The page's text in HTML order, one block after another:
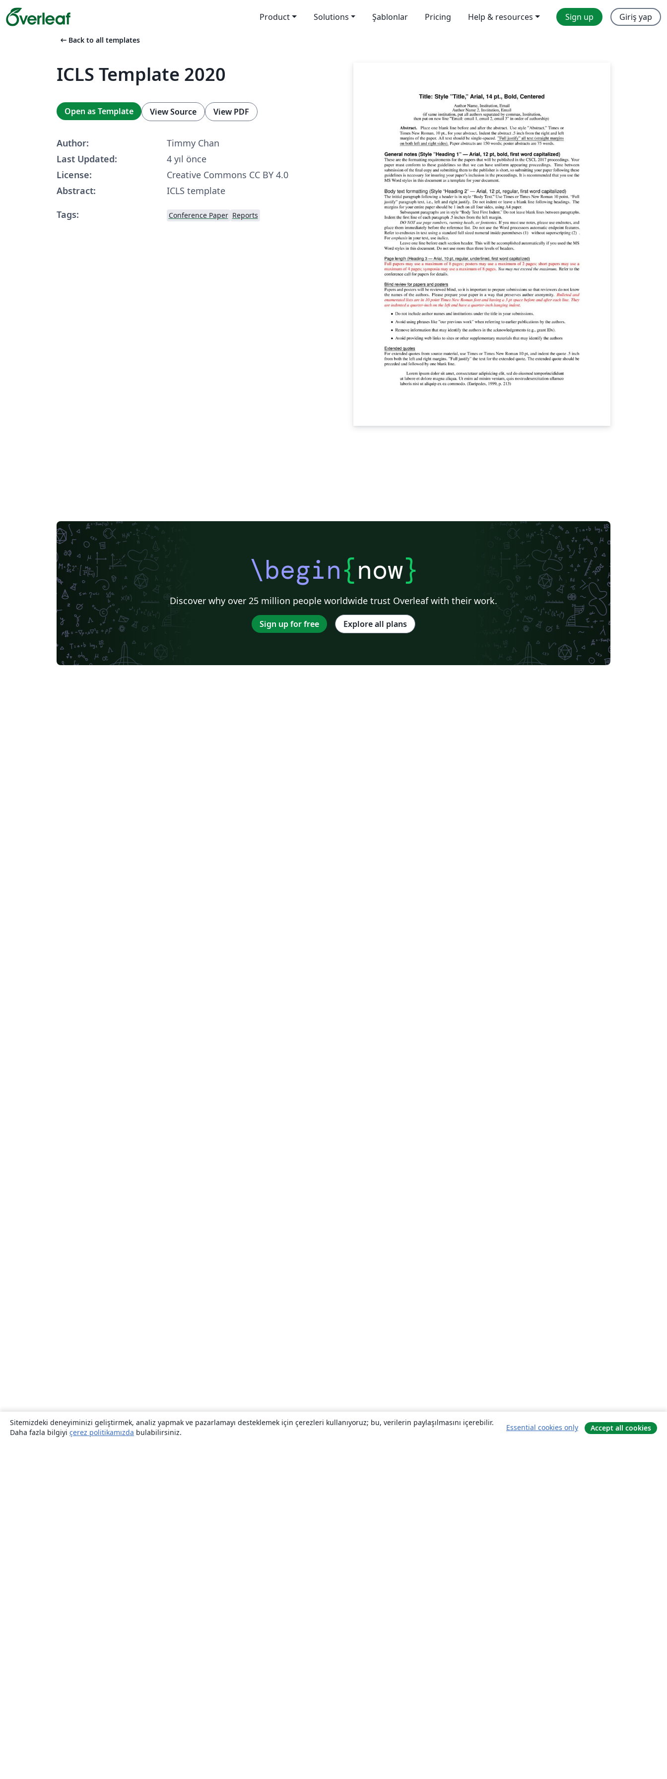
Product Solutions Şablonlar Pricing Help & resources Sign up Giriş yap
arrow_left_alt Back to all templates
ICLS Template 2020
Open as Template View Source View PDF
Author:
Timmy Chan
Last Updated:
4 yıl önce
License:
Creative Commons CC BY 4.0
Abstract:
ICLS template
Tags:
Conference Paper Reports
\begin{now}
Discover why over 25 million people worldwide trust Overleaf with their work.
Sign up for free Explore all plans
Sitemizdeki deneyiminizi geliştirmek, analiz yapmak ve pazarlamayı desteklemek için çerezleri kullanıyoruz; bu, verilerin paylaşılmasını içerebilir.
Daha fazla bilgiyi çerez politikamızda bulabilirsiniz.
Essential cookies only Accept all cookies